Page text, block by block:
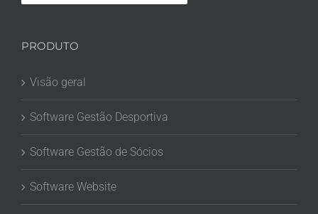
PRODUTO
Visão geral
Software Gestão Desportiva
Software Gestão de Sócios
Software Website